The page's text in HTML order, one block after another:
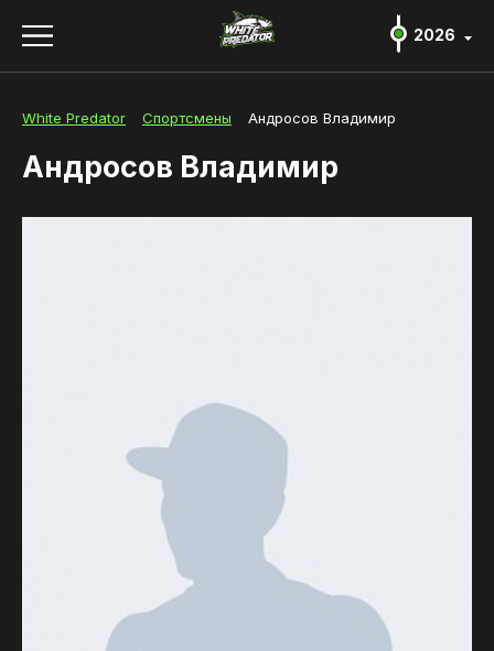
2026
Положение и регламент
Партнеры и спонсоры
Фото и видео
iOS приложение
Логотипы турнира
Турнир Zander&Pike
Контакты
White Predator Спортсмены Андросов Владимир
Андросов Владимир